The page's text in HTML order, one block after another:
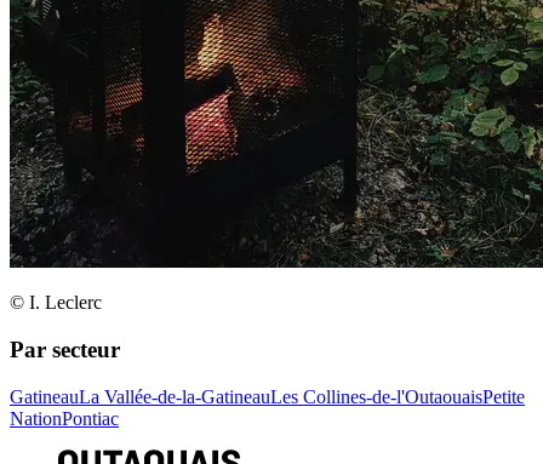
© I. Leclerc
Par secteur
GatineauLa Vallée-de-la-GatineauLes Collines-de-l'OutaouaisPetite
NationPontiac